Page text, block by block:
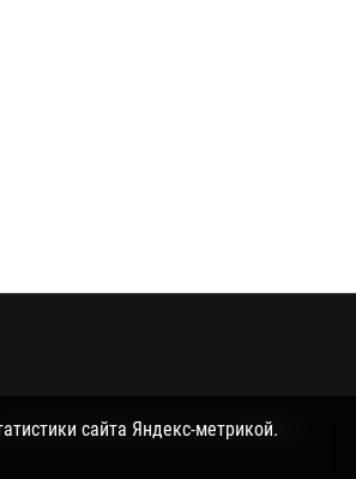
со сбором статистики Яндекс-
сайта Яндекс-метрикой.